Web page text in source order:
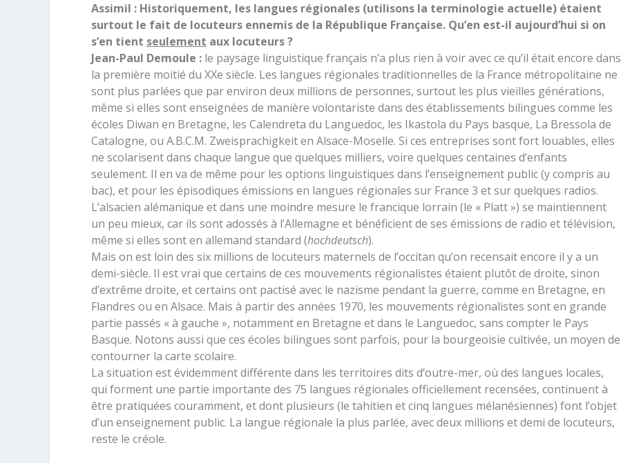
Assimil : Historiquement, les langues régionales (utilisons la terminologie actuelle) étaient
surtout le fait de locuteurs ennemis de la République Française. Qu’en est-il aujourd’hui si on
s’en tient seulement aux locuteurs ?
Jean-Paul Demoule : le paysage linguistique français n’a plus rien à voir avec ce qu’il était encore dans
la première moitié du XXe siècle. Les langues régionales traditionnelles de la France métropolitaine ne
sont plus parlées que par environ deux millions de personnes, surtout les plus vieilles générations,
même si elles sont enseignées de manière volontariste dans des établissements bilingues comme les
écoles Diwan en Bretagne, les Calendreta du Languedoc, les Ikastola du Pays basque, La Bressola de
Catalogne, ou A.B.C.M. Zweisprachigkeit en Alsace-Moselle. Si ces entreprises sont fort louables, elles
ne scolarisent dans chaque langue que quelques milliers, voire quelques centaines d’enfants
seulement. Il en va de même pour les options linguistiques dans l’enseignement public (y compris au
bac), et pour les épisodiques émissions en langues régionales sur France 3 et sur quelques radios.
L’alsacien alémanique et dans une moindre mesure le francique lorrain (le « Platt ») se maintiennent
un peu mieux, car ils sont adossés à l’Allemagne et bénéficient de ses émissions de radio et télévision,
même si elles sont en allemand standard (hochdeutsch).
Mais on est loin des six millions de locuteurs maternels de l’occitan qu’on recensait encore il y a un
demi-siècle. Il est vrai que certains de ces mouvements régionalistes étaient plutôt de droite, sinon
d’extrême droite, et certains ont pactisé avec le nazisme pendant la guerre, comme en Bretagne, en
Flandres ou en Alsace. Mais à partir des années 1970, les mouvements régionalistes sont en grande
partie passés « à gauche », notamment en Bretagne et dans le Languedoc, sans compter le Pays
Basque. Notons aussi que ces écoles bilingues sont parfois, pour la bourgeoisie cultivée, un moyen de
contourner la carte scolaire.
La situation est évidemment différente dans les territoires dits d’outre-mer, où des langues locales,
qui forment une partie importante des 75 langues régionales officiellement recensées, continuent à
être pratiquées couramment, et dont plusieurs (le tahitien et cinq langues mélanésiennes) font l’objet
d’un enseignement public. La langue régionale la plus parlée, avec deux millions et demi de locuteurs,
reste le créole.